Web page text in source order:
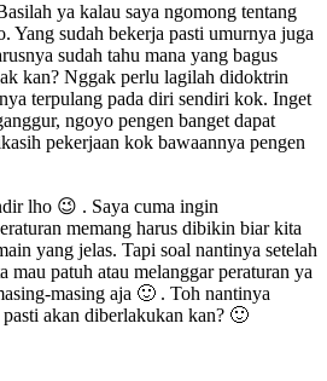
ya kalau saya ngomong tentang
Yang sudah bekerja pasti umurnya juga
sudah tahu mana yang bagus
kan? Nggak perlu lagilah didoktrin
terpulang pada diri sendiri kok. Inget
ngoyo pengen banget dapat
pekerjaan kok bawaannya pengen
lho 😉 . Saya cuma ingin
memang harus dibikin biar kita
yang jelas. Tapi soal nantinya setelah
mau patuh atau melanggar peraturan ya
masing aja 🙂 . Toh nantinya
akan diberlakukan kan? 🙂